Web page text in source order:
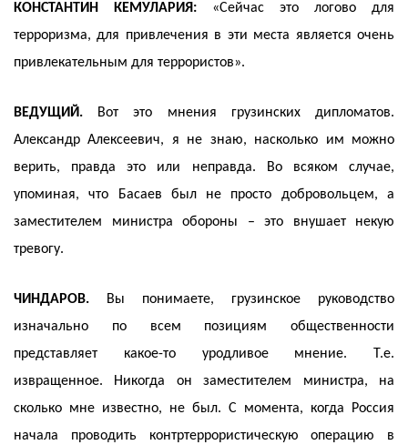
КОНСТАНТИН КЕМУЛАРИЯ: «Сейчас это логово для
терроризма, для привлечения в эти места является очень
привлекательным для террористов».
ВЕДУЩИЙ.
Вот это мнения грузинских дипломатов.
Александр Алексеевич, я не знаю, насколько им можно
верить, правда это или неправда. Во всяком случае,
упоминая, что Басаев был не просто добровольцем, а
заместителем министра обороны – это внушает некую
тревогу.
ЧИНДАРОВ. Вы понимаете, грузинское руководство
изначально по всем позициям общественности
представляет какое-то уродливое мнение. Т.е.
извращенное. Никогда он заместителем министра, на
сколько мне известно, не был. С момента, когда Россия
начала проводить контртеррористическую операцию в